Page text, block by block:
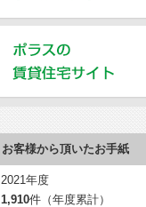
お客様から頂いたお手紙
2021年度
1,910件（年度累計）